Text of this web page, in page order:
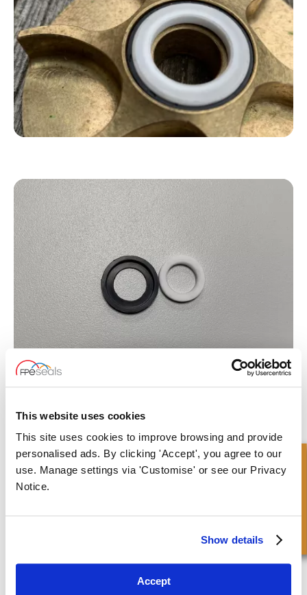
This website uses cookies
This site uses cookies to improve browsing and provide
personalised ads. By clicking 'Accept', you agree to our
use. Manage settings via 'Customise' or see our Privacy
Notice.
Show details
Accept
What to read next...
Soluzione di tenuta per il modulo Robocone T-Z Richiesta Veloce